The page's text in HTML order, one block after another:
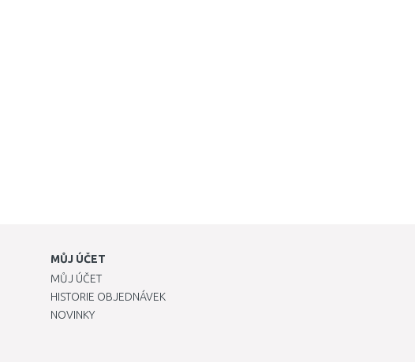
MŮJ ÚČET
MŮJ ÚČET
HISTORIE OBJEDNÁVEK
NOVINKY